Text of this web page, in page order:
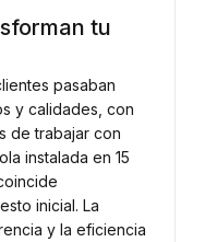
tu
pasaban
y calidades, con
de trabajar con
instalada en 15
inicial. La
y la eficiencia